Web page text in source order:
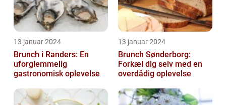
13 januar 2024
Brunch i Randers: En
uforglemmelig
gastronomisk oplevelse
13 januar 2024
Brunch Sønderborg:
Forkæl dig selv med en
overdådig oplevelse